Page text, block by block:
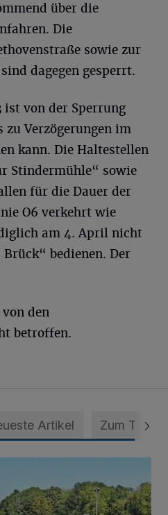
über die
Die
sowie zur
dagegen gesperrt.
ist von der Sperrung
Verzögerungen im
kann. Die Haltestellen
Stindermühle“ sowie
für die Dauer der
O6 verkehrt wie
am 4. April nicht
bedienen. Der
den
betroffen.
Artikel Zum Thema
Anlage in NRW